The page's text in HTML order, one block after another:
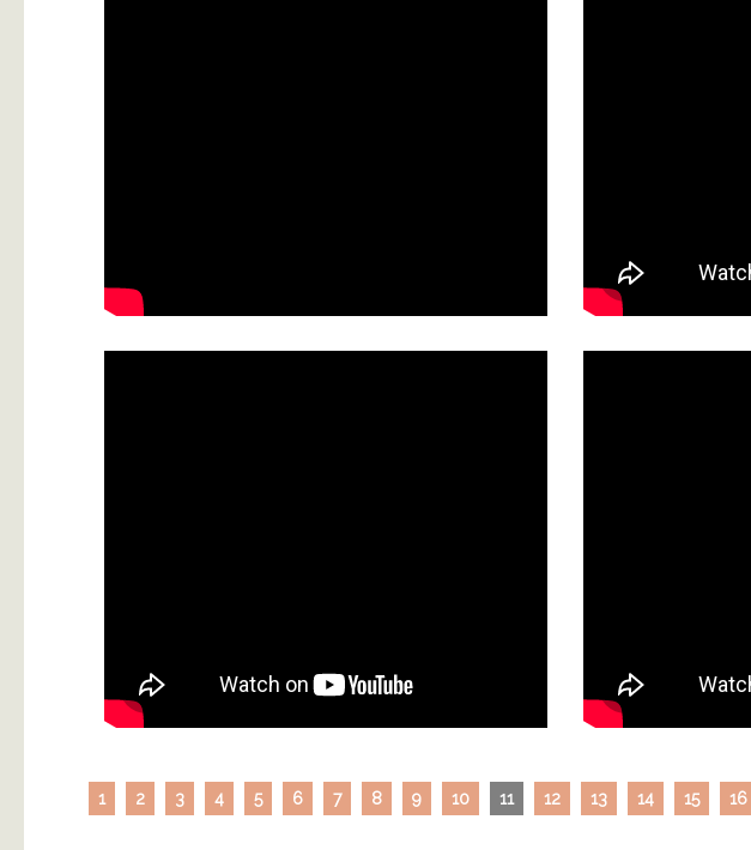
1 2 3 4 5 6 7 8 9 10 11 12 13 14 15 16